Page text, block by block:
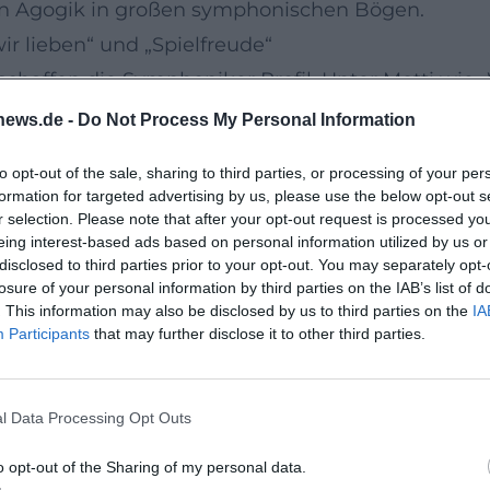
- Do Not Process My Personal Information
opt-out of the sale, sharing to third parties, or processing of your
for targeted advertising by us, please use the below opt-out
selection. Please note that after your opt-out request is processed
interest-based ads based on personal information utilized by us
to third parties prior to your opt-out. You may separately
of your personal information by third parties on the IAB’s list of
This information may also be disclosed by us to third parties on the
Participants that may further disclose it to other third parties.
Data Processing Opt Outs
opt-out of the Sharing of my personal data.
Agogik in großen symphonischen Bögen.
lieben“ und „Spielfreude“
die Symphoniker Profil. Unter Motti wie
Kernrepertoire mit innovativen Formaten –
öffnen das Haus für neue Hörschichten,
dies durch eine aktive Education-Arbeit und
in die tägliche Proben- und
an der Seite eines erstklassigen Ensembles.
Zyklen
dokumentiert eine reflektierte
labelspezifisch prägen
das Bild. Unter Jakub Hrůša entstanden
Alben. Beispielhaft steht „Helden –
of a Hero“, Strauss: Ein Heldenleben) für